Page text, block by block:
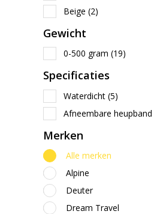
Beige (2)
Gewicht
0-500 gram (19)
Specificaties
Waterdicht (5)
Afneembare heupband
Merken
Alle merken
Alpine
Deuter
Dream Travel